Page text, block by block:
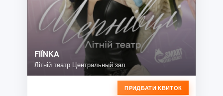
FIЇNKA
Літній театр Центральный зал
ПРИДБАТИ КВИТОК